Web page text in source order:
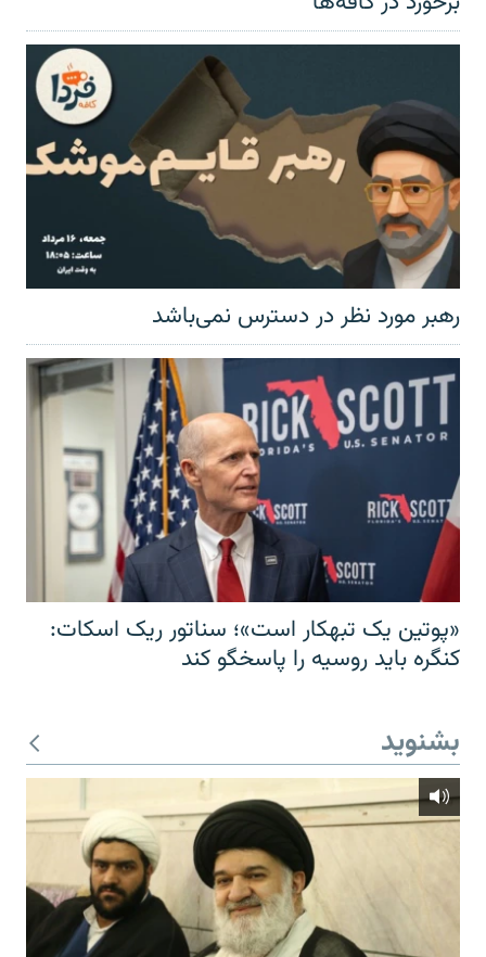
رهبر مورد نظر در دسترس نمی‌باشد
«پوتین یک تبهکار است»؛ سناتور ریک اسکات:
کنگره باید روسیه را پاسخگو کند
بشنوید